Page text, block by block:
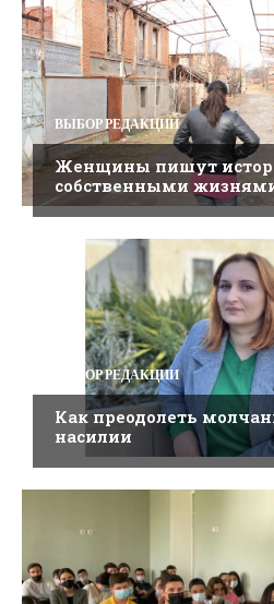
ВЫБОР РЕДАКЦИИ
Женщины пишут
собственными
ВЫБОР РЕДАКЦИИ
Как преодолеть
насилии